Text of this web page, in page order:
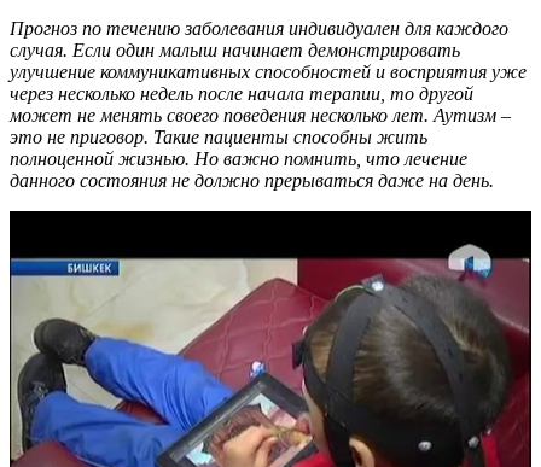
Прогноз по течению заболевания индивидуален для каждого
случая. Если один малыш начинает демонстрировать
улучшение коммуникативных способностей и восприятия уже
через несколько недель после начала терапии, то другой
может не менять своего поведения несколько лет. Аутизм –
это не приговор. Такие пациенты способны жить
полноценной жизнью. Но важно помнить, что лечение
данного состояния не должно прерываться даже на день.